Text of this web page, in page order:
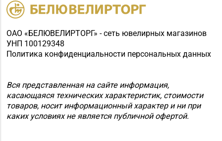
ОАО «БЕЛЮВЕЛИРТОРГ» - сеть ювелирных магазинов
УНП 100129348
Политика конфиденциальности персональных данных
Вся представленная на сайте информация,
касающаяся технических характеристик, стоимости
товаров, носит информационный характер и ни при
каких условиях не является публичной офертой.